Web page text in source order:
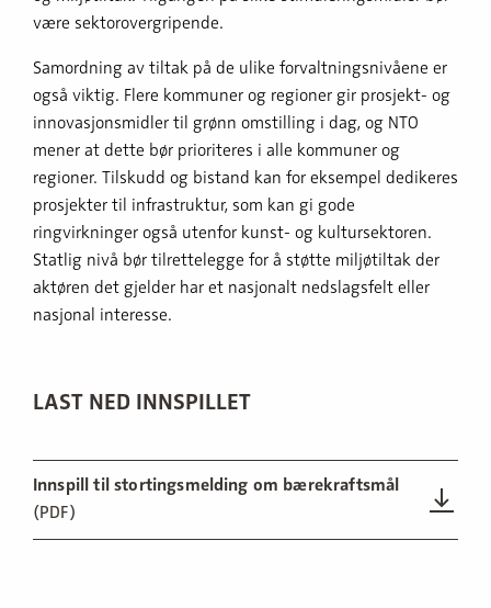
være sektorovergripende.
Samordning av tiltak på de ulike forvaltningsnivåene er
også viktig. Flere kommuner og regioner gir prosjekt- og
innovasjonsmidler til grønn omstilling i dag, og NTO
mener at dette bør prioriteres i alle kommuner og
regioner. Tilskudd og bistand kan for eksempel dedikeres
prosjekter til infrastruktur, som kan gi gode
ringvirkninger også utenfor kunst- og kultursektoren.
Statlig nivå bør tilrettelegge for å støtte miljøtiltak der
aktøren det gjelder har et nasjonalt nedslagsfelt eller
nasjonal interesse.
LAST NED INNSPILLET
Innspill til stortingsmelding om bærekraftsmål
(PDF)